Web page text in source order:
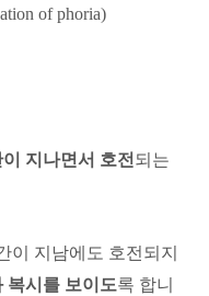
of phoria)
지나면서 호전 되는
이 지남에도 호전되지
시를 보이도록 합니